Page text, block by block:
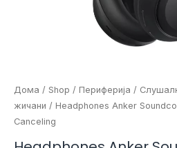
Дома / Shop / Периферија /
жичани / Headphones Anker
Canceling